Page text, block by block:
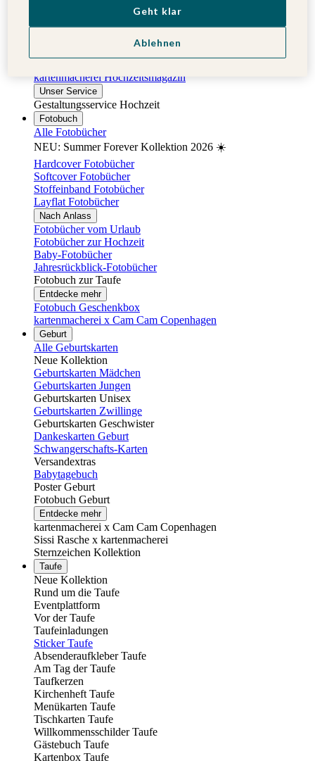
Neue Kollektion 2025/2026
Sanna Lindström x kartenmacherei
From Lover to Forever Kollektion
kartenmacherei Hochzeitsmagazin
Unser Service
Gestaltungsservice Hochzeit
Fotobuch
Alle Fotobücher
NEU: Summer Forever Kollektion 2026 ☀️
Hardcover Fotobücher
Softcover Fotobücher
Stoffeinband Fotobücher
Layflat Fotobücher
Nach Anlass
Fotobücher vom Urlaub
Fotobücher zur Hochzeit
Baby-Fotobücher
Jahresrückblick-Fotobücher
Fotobuch zur Taufe
Entdecke mehr
Fotobuch Geschenkbox
kartenmacherei x Cam Cam Copenhagen
Geburt
Alle Geburtskarten
Neue Kollektion
Geburtskarten Mädchen
Geburtskarten Jungen
Geburtskarten Unisex
Geburtskarten Zwillinge
Geburtskarten Geschwister
Dankeskarten Geburt
Schwangerschafts-Karten
Versandextras
Babytagebuch
Poster Geburt
Fotobuch Geburt
Entdecke mehr
kartenmacherei x Cam Cam Copenhagen
Sissi Rasche x kartenmacherei
Sternzeichen Kollektion
Taufe
Neue Kollektion
Rund um die Taufe
Eventplattform
Vor der Taufe
Taufeinladungen
Sticker Taufe
Absenderaufkleber Taufe
Am Tag der Taufe
Taufkerzen
Kirchenheft Taufe
Menükarten Taufe
Tischkarten Taufe
Willkommensschilder Taufe
Gästebuch Taufe
Kartenbox Taufe
Ablehnen
Geht klar